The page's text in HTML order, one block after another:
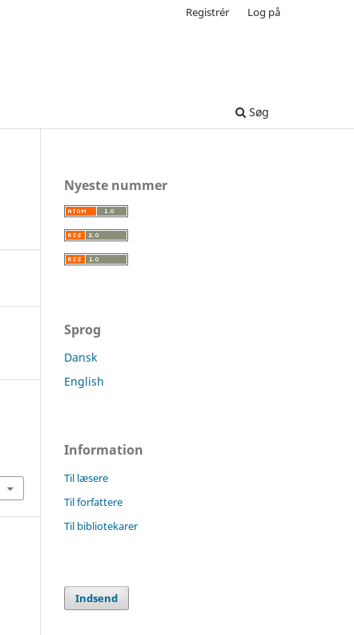
Søg
Registrér Log på
Nyeste nummer
Sprog
Dansk
English
Information
Til læsere
Til forfattere
Til bibliotekarer
Indsend